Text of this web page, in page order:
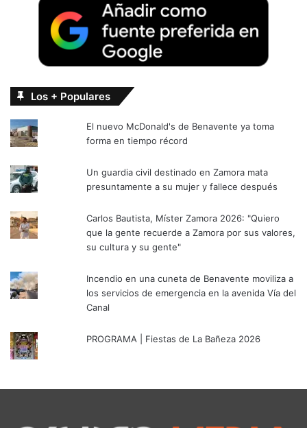
Los + Populares
El nuevo McDonald's de Benavente ya toma
forma en tiempo récord
Un guardia civil destinado en Zamora mata
presuntamente a su mujer y fallece después
Carlos Bautista, Míster Zamora 2026: "Quiero
que la gente recuerde a Zamora por sus valores,
su cultura y su gente"
Incendio en una cuneta de Benavente moviliza a
los servicios de emergencia en la avenida Vía del
Canal
PROGRAMA | Fiestas de La Bañeza 2026